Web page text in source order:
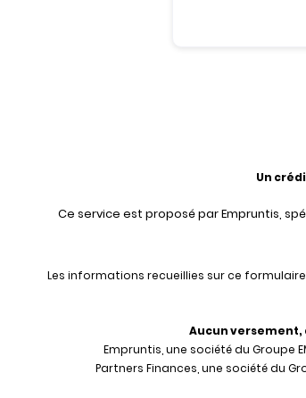
Un
Ce service est proposé par Empruntis,
Les informations recueillies sur ce
Aucun
Empruntis, une société du Groupe
Partners Finances, une société du